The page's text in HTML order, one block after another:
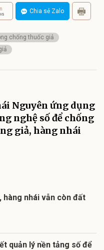
Chia sẻ Zalo
chống thuốc giả
Nguyên ứng dụng
nghệ số để chống
giả, hàng nhái
hàng nhái vẫn còn đất
quản lý nền tảng số để